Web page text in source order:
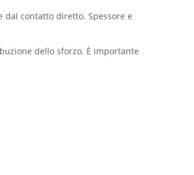
contatto diretto. Spessore e
dello sforzo. È importante